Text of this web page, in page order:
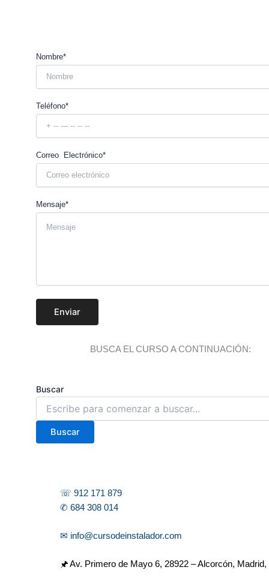
Nombre*
Teléfono*
Correo Electrónico*
Mensaje*
Enviar
BUSCA EL CURSO A CONTINUACIÓN:
Buscar
Buscar
☏ 912 171 879
✆ 684 308 014
✉ info@cursodeinstalador.com
🖈 Av. Primero de Mayo 6, 28922 – Alcorcón,